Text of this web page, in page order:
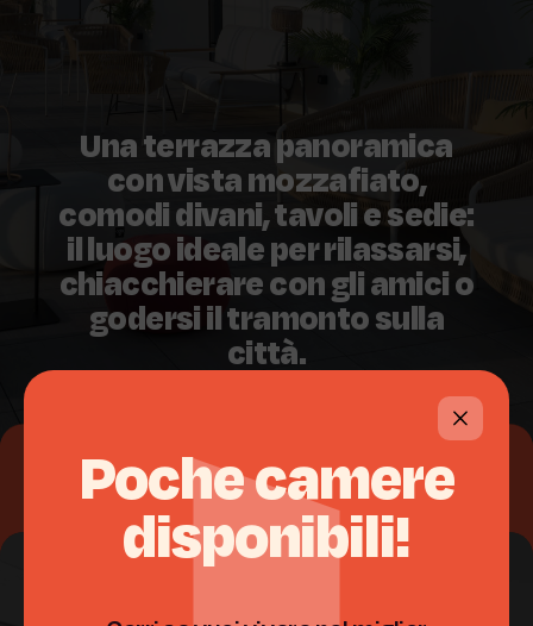
Pochecamere
disponibili!
Una terrazza panoramica
con vista mozzafiato,
comodi divani, tavoli e sedie:
il luogo ideale per rilassarsi,
chiacchierare con gli amici o
godersi il tramonto sulla
città.
Palestra